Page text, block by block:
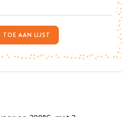
TOE AAN LIJST